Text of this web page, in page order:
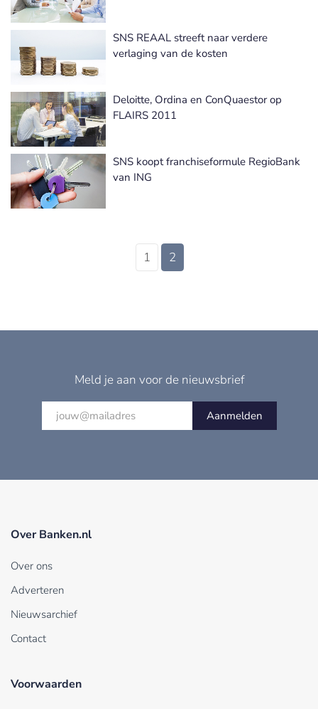
SNS REAAL streeft naar verdere
verlaging van de kosten
Deloitte, Ordina en ConQuaestor op
FLAIRS 2011
SNS koopt franchiseformule RegioBank
van ING
1 2
Meld je aan voor de nieuwsbrief
Aanmelden
Over Banken.nl
Over ons
Adverteren
Nieuwsarchief
Contact
Voorwaarden